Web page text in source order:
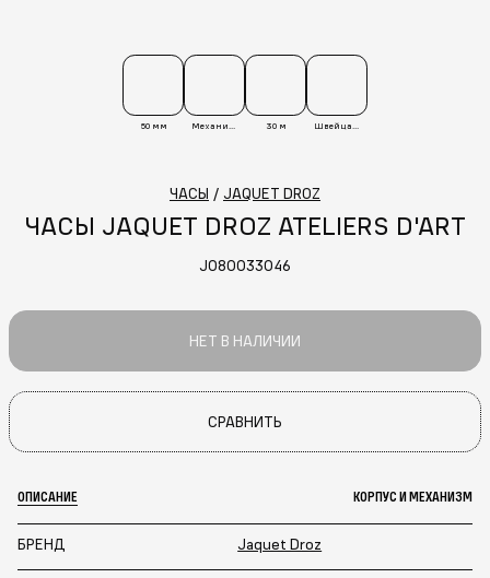
50 мм Механические 30 м Швейцария
ЧАСЫ / JAQUET DROZ
ЧАСЫ JAQUET DROZ ATELIERS D'ART
J080033046
НЕТ В НАЛИЧИИ
СРАВНИТЬ
ОПИСАНИЕ КОРПУС И МЕХАНИЗМ
БРЕНД Jaquet Droz